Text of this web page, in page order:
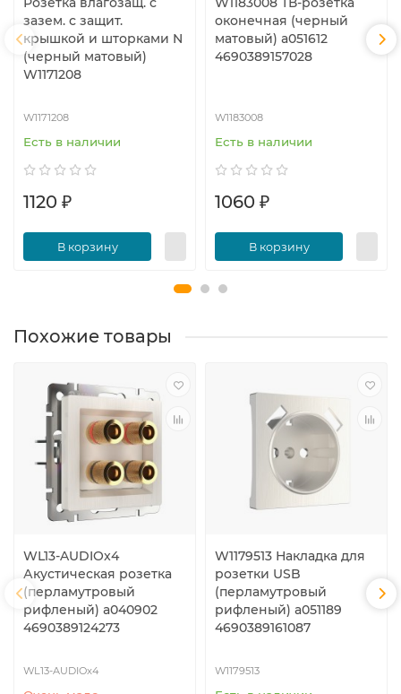
зазем. с защит.
крышкой и шторками N
(черный матовый)
W1171208
W1171208
Есть в наличии
1120 ₽
В корзину
оконечная (черный
матовый) a051612
4690389157028
W1183008
Есть в наличии
1060 ₽
В корзину
Похожие товары
WL13-AUDIOx4
Акустическая розетка
(перламутровый
рифленый) a040902
4690389124273
WL13-AUDIOx4
W1179513 Накладка для
розетки USB
(перламутровый
рифленый) a051189
4690389161087
W1179513